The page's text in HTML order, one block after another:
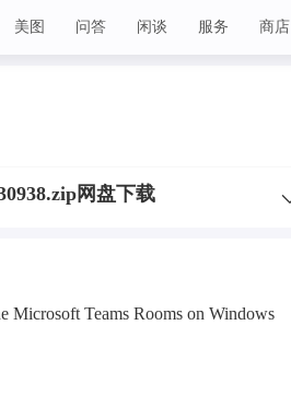
美图 问答 闲谈 服务 商店
网盘下载
Microsoft Teams Rooms on Windows